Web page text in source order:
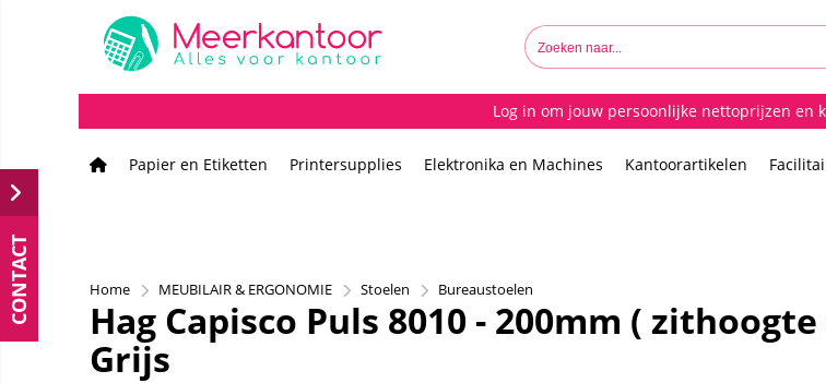
Log in om jouw persoonlijke nettoprijzen en
Papier en Etiketten Printersupplies Elektronika en Machines Kantoorartikelen
Home MEUBILAIR & ERGONOMIE Stoelen Bureaustoelen
Hag Capisco Puls 8010 - 200mm (
Grijs
CONTACT